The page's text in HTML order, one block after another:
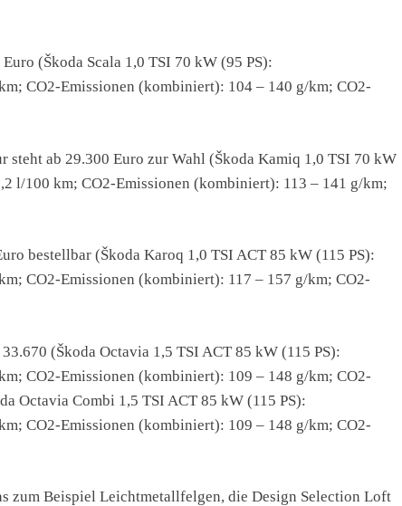
(Škoda Scala 1,0 TSI 70 kW (95 PS):
CO2-Emissionen (kombiniert): 104 – 140 g/km; CO2-
steht ab 29.300 Euro zur Wahl (Škoda Kamiq 1,0 TSI 70 kW
l/100 km; CO2-Emissionen (kombiniert): 113 – 141 g/km;
bestellbar (Škoda Karoq 1,0 TSI ACT 85 kW (115 PS):
CO2-Emissionen (kombiniert): 117 – 157 g/km; CO2-
(Škoda Octavia 1,5 TSI ACT 85 kW (115 PS):
CO2-Emissionen (kombiniert): 109 – 148 g/km; CO2-
Octavia Combi 1,5 TSI ACT 85 kW (115 PS):
CO2-Emissionen (kombiniert): 109 – 148 g/km; CO2-
zum Beispiel Leichtmetallfelgen, die Design Selection Loft